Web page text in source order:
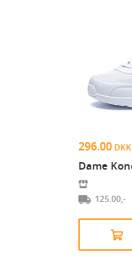
296.00 DKK
125.00,-